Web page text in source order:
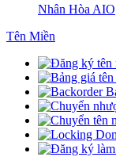
Nhân Hòa AIO
Tên Miền